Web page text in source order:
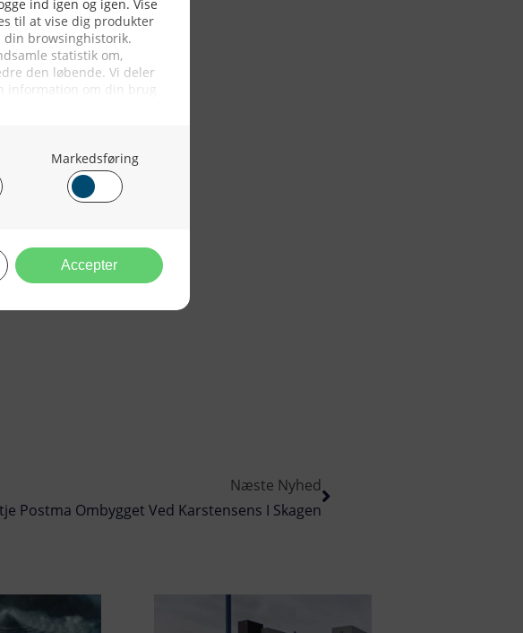
Næste Nyhed
Postma Ombygget Ved Karstensens I Skagen